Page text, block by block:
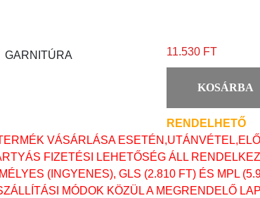
GARNITÚRA 11.530 FT
KOSÁRBA
RENDELHETŐ
VÁSÁRLÁSA
FIZETÉSI LEHETŐSÉG ÁLL
(INGYENES), GLS (2.810 FT) ÉS MPL
MÓDOK KÖZÜL A MEGRENDELŐ